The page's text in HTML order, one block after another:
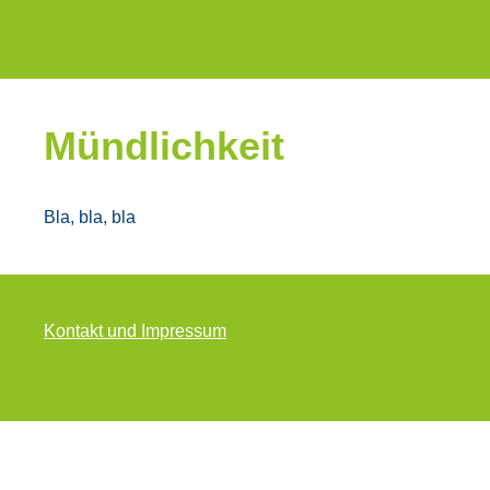
Münd­lich­keit
Bla, bla, bla
Kon­takt und Impres­sum